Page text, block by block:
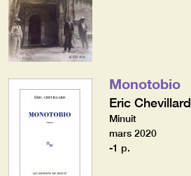
Monotobio
Eric Chevillard
Minuit
mars 2020
-1 p.